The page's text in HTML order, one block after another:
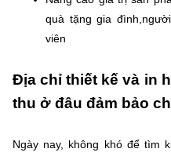
quà tặng gia
viên
Địa chỉ thiết kế và in
thu ở đâu đảm bảo
Ngày nay, không khó để tìm